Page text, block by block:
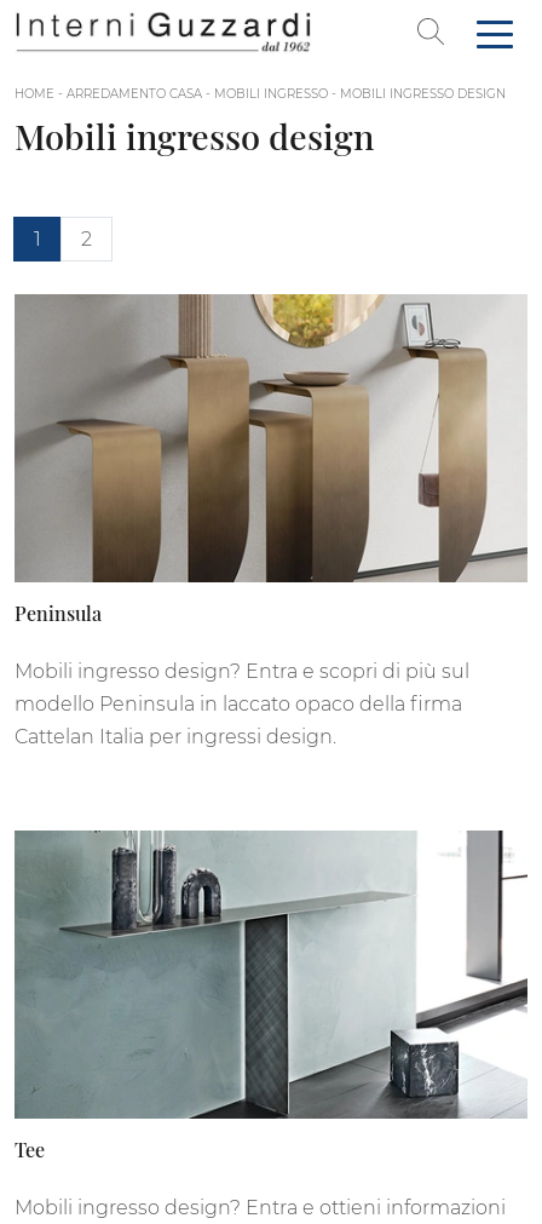
HOME - ARREDAMENTO CASA - MOBILI INGRESSO - MOBILI INGRESSO DESIGN
Mobili ingresso design
1 2
Peninsula
Mobili ingresso design? Entra e scopri di più sul
modello Peninsula in laccato opaco della firma
Cattelan Italia per ingressi design.
Tee
Mobili ingresso design? Entra e ottieni informazioni